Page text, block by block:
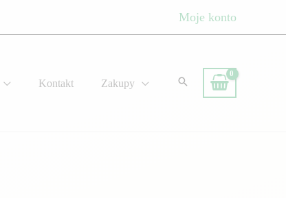
Moje konto
Kontakt Zakupy